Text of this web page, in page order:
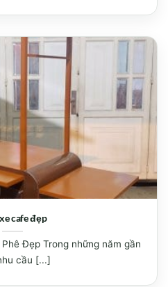
cafe đẹp
Đẹp Trong những năm gần
cầu [...]